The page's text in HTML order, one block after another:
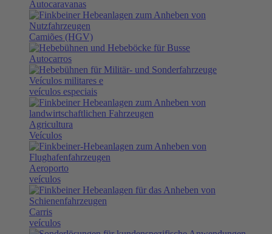
Autocaravanas
Camiões (HGV)
Autocarros
Veículos militares e
veículos especiais
Agricultura
Veículos
Aeroporto
veículos
Carris
veículos